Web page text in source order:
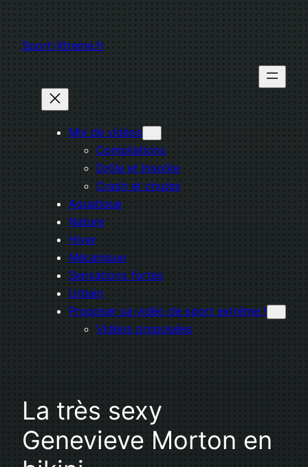
contenu
Sport-Xtreme.fr
Mix de vidéos
Compilations
Drôle et Insolite
Crash et chutes
Aquatique
Nature
Hiver
Mécanique
Sensations fortes
Urbain
Proposer sa vidéo de sport extrême !
Vidéos proposées
La très sexy
Genevieve Morton en